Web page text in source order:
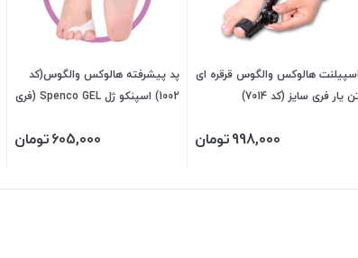
اسپیلنت هالوکس والگوس قرقره ای
یار فری سایز (کد 7014)
998,000تومان
پد پیشرفته هالوکس والگوس(کد
1002) اسپنکو ژل Spenco GEL (فری
605,000تومان